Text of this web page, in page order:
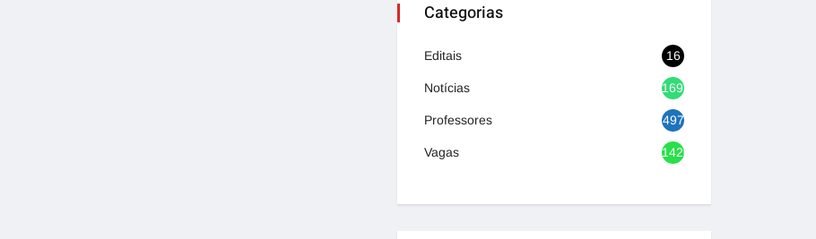
Categorias
Editais 16
Notícias 1692
Professores 497
Vagas 1420